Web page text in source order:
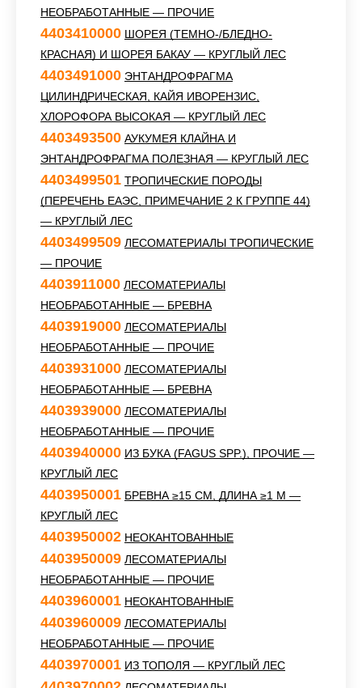
НЕОБРАБОТАННЫЕ — ПРОЧИЕ
4403410000 ШОРЕЯ (ТЕМНО-/БЛЕДНО-
КРАСНАЯ) И ШОРЕЯ БАКАУ — КРУГЛЫЙ ЛЕС
4403491000 ЭНТАНДРОФРАГМА
ЦИЛИНДРИЧЕСКАЯ, КАЙЯ ИВОРЕНЗИС,
ХЛОРОФОРА ВЫСОКАЯ — КРУГЛЫЙ ЛЕС
4403493500 АУКУМЕЯ КЛАЙНА И
ЭНТАНДРОФРАГМА ПОЛЕЗНАЯ — КРУГЛЫЙ ЛЕС
4403499501 ТРОПИЧЕСКИЕ ПОРОДЫ
(ПЕРЕЧЕНЬ ЕАЭС, ПРИМЕЧАНИЕ 2 К ГРУППЕ 44)
— КРУГЛЫЙ ЛЕС
4403499509 ЛЕСОМАТЕРИАЛЫ ТРОПИЧЕСКИЕ
— ПРОЧИЕ
4403911000 ЛЕСОМАТЕРИАЛЫ
НЕОБРАБОТАННЫЕ — БРЕВНА
4403919000 ЛЕСОМАТЕРИАЛЫ
НЕОБРАБОТАННЫЕ — ПРОЧИЕ
4403931000 ЛЕСОМАТЕРИАЛЫ
НЕОБРАБОТАННЫЕ — БРЕВНА
4403939000 ЛЕСОМАТЕРИАЛЫ
НЕОБРАБОТАННЫЕ — ПРОЧИЕ
4403940000 ИЗ БУКА (FAGUS SPP.), ПРОЧИЕ —
КРУГЛЫЙ ЛЕС
4403950001 БРЕВНА ≥15 СМ, ДЛИНА ≥1 М —
КРУГЛЫЙ ЛЕС
4403950002 НЕОКАНТОВАННЫЕ
4403950009 ЛЕСОМАТЕРИАЛЫ
НЕОБРАБОТАННЫЕ — ПРОЧИЕ
4403960001 НЕОКАНТОВАННЫЕ
4403960009 ЛЕСОМАТЕРИАЛЫ
НЕОБРАБОТАННЫЕ — ПРОЧИЕ
4403970001 ИЗ ТОПОЛЯ — КРУГЛЫЙ ЛЕС